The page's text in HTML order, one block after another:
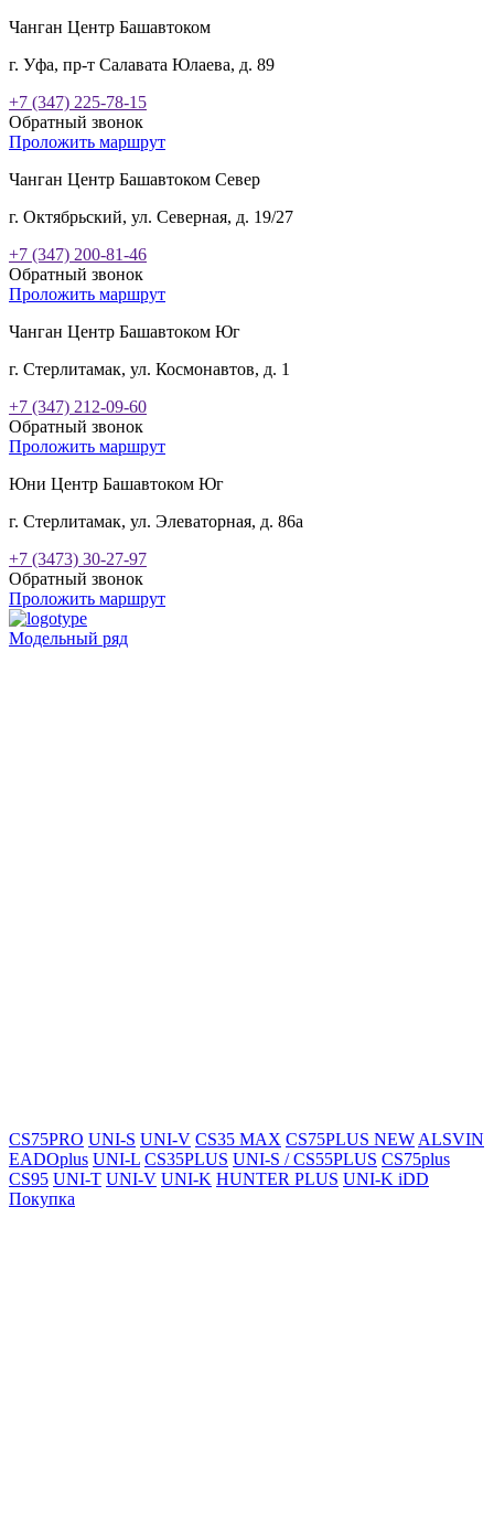
Чанган Центр Башавтоком
г. Уфа, пр-т Салавата Юлаева, д. 89
+7 (347) 225-78-15
Обратный звонок
Проложить маршрут
Чанган Центр Башавтоком Север
г. Октябрьский, ул. Северная, д. 19/27
+7 (347) 200-81-46
Обратный звонок
Проложить маршрут
Чанган Центр Башавтоком Юг
г. Стерлитамак, ул. Космонавтов, д. 1
+7 (347) 212-09-60
Обратный звонок
Проложить маршрут
Юни Центр Башавтоком Юг
г. Стерлитамак, ул. Элеваторная, д. 86а
+7 (3473) 30-27-97
Обратный звонок
Проложить маршрут
Модельный ряд
CS75PRO UNI-S UNI-V CS35 MAX CS75PLUS NEW ALSVIN
EADOplus UNI-L CS35PLUS UNI-S / CS55PLUS CS75plus
CS95 UNI-T UNI-V UNI-K HUNTER PLUS UNI-K iDD
Покупка